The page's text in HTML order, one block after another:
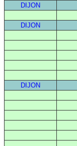
DIJON
DIJON
DIJON